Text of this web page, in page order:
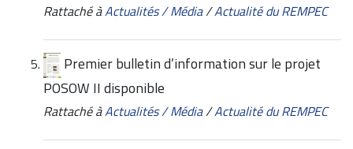
Rattaché àActualités / Média/Actualité du REMPEC
Premier bulletin d’information sur le projet
POSOW II disponible
Rattaché àActualités / Média/Actualité du REMPEC